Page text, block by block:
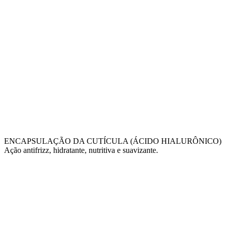
ENCAPSULAÇÃO DA CUTÍCULA (ÁCIDO HIALURÔNICO)
Ação antifrizz, hidratante, nutritiva e suavizante.